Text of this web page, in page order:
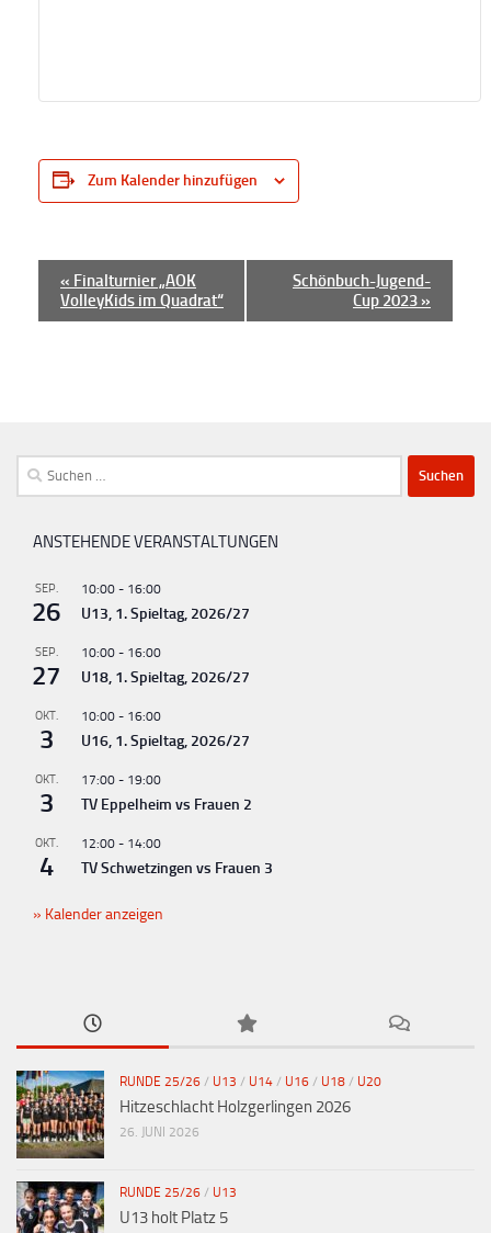
Zum Kalender hinzufügen
t
a
l
u
n
g
-
N
a
v
i
g
a
t
« Finalturnier „AOK
VolleyKids im Quadrat“
Schönbuch-Jugend-
Cup 2023 »
Suchen
nach:
ANSTEHENDE VERANSTALTUNGEN
SEP.
26
10:00 - 16:00
U13, 1. Spieltag, 2026/27
SEP.
27
10:00 - 16:00
U18, 1. Spieltag, 2026/27
OKT.
3
10:00 - 16:00
U16, 1. Spieltag, 2026/27
OKT.
3
17:00 - 19:00
TV Eppelheim vs Frauen 2
OKT.
4
12:00 - 14:00
TV Schwetzingen vs Frauen 3
Kalender anzeigen
RUNDE 25/26 / U13 / U14 / U16 / U18 / U20
Hitzeschlacht Holzgerlingen 2026
26. JUNI 2026
RUNDE 25/26 / U13
U13 holt Platz 5